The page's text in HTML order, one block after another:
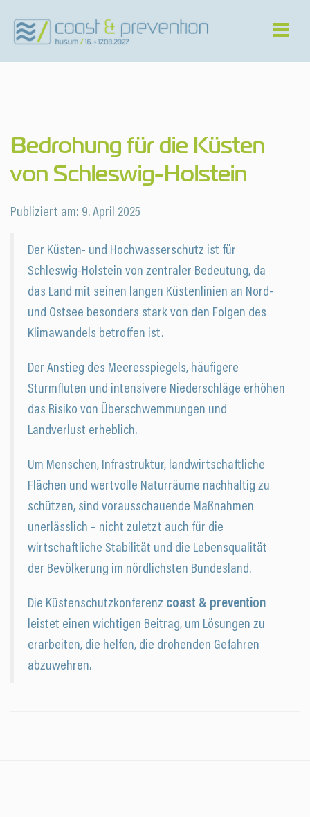
Bedrohung für die Küsten
von Schleswig-Holstein
Publiziert am: 9. April 2025
Der Küsten- und Hochwasserschutz ist für
Schleswig-Holstein von zentraler Bedeutung, da
das Land mit seinen langen Küstenlinien an Nord-
und Ostsee besonders stark von den Folgen des
Klimawandels betroffen ist.
Der Anstieg des Meeresspiegels, häufigere
Sturmfluten und intensivere Niederschläge erhöhen
das Risiko von Überschwemmungen und
Landverlust erheblich.
Um Menschen, Infrastruktur, landwirtschaftliche
Flächen und wertvolle Naturräume nachhaltig zu
schützen, sind vorausschauende Maßnahmen
unerlässlich – nicht zuletzt auch für die
wirtschaftliche Stabilität und die Lebensqualität
der Bevölkerung im nördlichsten Bundesland.
Die Küstenschutzkonferenz coast & prevention
leistet einen wichtigen Beitrag, um Lösungen zu
erarbeiten, die helfen, die drohenden Gefahren
abzuwehren.